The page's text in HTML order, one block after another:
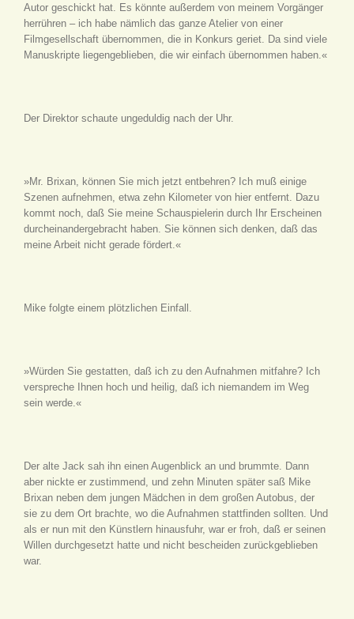
Autor geschickt hat. Es könnte außerdem von meinem Vorgänger
herrühren – ich habe nämlich das ganze Atelier von einer
Filmgesellschaft übernommen, die in Konkurs geriet. Da sind viele
Manuskripte liegengeblieben, die wir einfach übernommen haben.«
Der Direktor schaute ungeduldig nach der Uhr.
»Mr. Brixan, können Sie mich jetzt entbehren? Ich muß einige
Szenen aufnehmen, etwa zehn Kilometer von hier entfernt. Dazu
kommt noch, daß Sie meine Schauspielerin durch Ihr Erscheinen
durcheinandergebracht haben. Sie können sich denken, daß das
meine Arbeit nicht gerade fördert.«
Mike folgte einem plötzlichen Einfall.
»Würden Sie gestatten, daß ich zu den Aufnahmen mitfahre? Ich
verspreche Ihnen hoch und heilig, daß ich niemandem im Weg
sein werde.«
Der alte Jack sah ihn einen Augenblick an und brummte. Dann
aber nickte er zustimmend, und zehn Minuten später saß Mike
Brixan neben dem jungen Mädchen in dem großen Autobus, der
sie zu dem Ort brachte, wo die Aufnahmen stattfinden sollten. Und
als er nun mit den Künstlern hinausfuhr, war er froh, daß er seinen
Willen durchgesetzt hatte und nicht bescheiden zurückgeblieben
war.